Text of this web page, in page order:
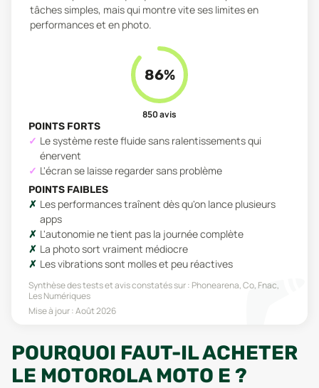
tâches simples, mais qui montre vite ses limites en
performances et en photo.
86%
850avis
POINTS FORTS
Le système reste fluide sans ralentissements qui
énervent
L'écran se laisse regarder sans problème
POINTS FAIBLES
Les performances traînent dès qu'on lance plusieurs
apps
L'autonomie ne tient pas la journée complète
La photo sort vraiment médiocre
Les vibrations sont molles et peu réactives
Synthèse des tests et avis constatés sur : Phonearena, Co, Fnac,
Les Numériques
Mise à jour :Août 2026
POURQUOI FAUT-IL ACHETER
LE MOTOROLA MOTO E ?